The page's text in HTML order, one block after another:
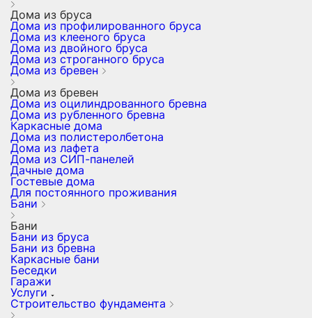
Дома из бруса
Дома из профилированного бруса
Дома из клееного бруса
Дома из двойного бруса
Дома из строганного бруса
Дома из бревен
Дома из бревен
Дома из оцилиндрованного бревна
Дома из рубленного бревна
Каркасные дома
Дома из полистеролбетона
Дома из лафета
Дома из СИП-панелей
Дачные дома
Гостевые дома
Для постоянного проживания
Бани
Бани
Бани из бруса
Бани из бревна
Каркасные бани
Беседки
Гаражи
Услуги
Строительство фундамента